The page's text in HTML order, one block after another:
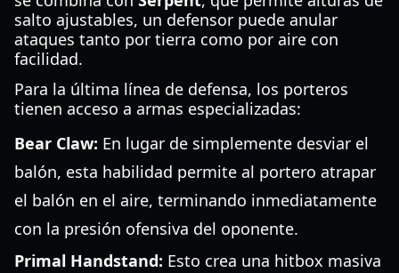
salto ajustables, un defensor puede anular
ataques tanto por tierra como por aire con
facilidad.
Para la última línea de defensa, los porteros
tienen acceso a armas especializadas:
Bear Claw: En lugar de simplemente desviar el
balón, esta habilidad permite al portero atrapar
el balón en el aire, terminando inmediatamente
con la presión ofensiva del oponente.
Primal Handstand: Esto crea una hitbox masiva